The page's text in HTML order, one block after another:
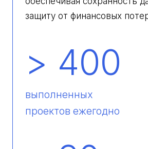
защиту от финансовых
> 400
выполненных
проектов ежегодно